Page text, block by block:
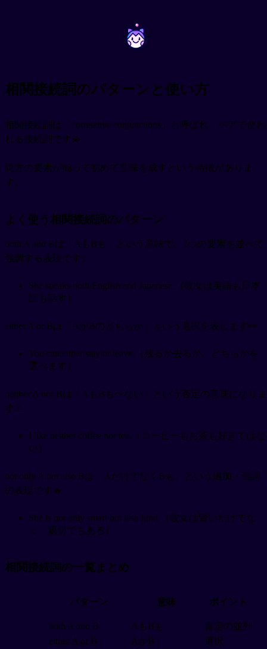
~ ~
相関接続詞のパターンと使い方
相関接続詞は「correlative conjunctions」と呼ばれ、ペアで使わ
れる接続詞です💫
両方の要素が揃って初めて意味を成すという特徴がありま
す。
よく使う相関接続詞のパターン
both A and Bは「AもBも」という意味で、2つの要素を並べて
強調する表現です✨
She speaks both English and Japanese.（彼女は英語も日本
語も話す）
either A or Bは「AかBのどちらか」という選択を表します👀
You can either stay or leave.（残るか去るか、どちらかを
選べます）
neither A nor Bは「AもBも〜ない」という否定の意味になりま
す⚠️
I like neither coffee nor tea.（コーヒーもお茶も好きではな
い）
not only A but also Bは「AだけでなくBも」という追加・強調
の表現です🔥
She is not only smart but also kind.（彼女は賢いだけでな
く、親切でもある）
相関接続詞の一覧まとめ
パターン 意味 ポイント
both A and B AもBも
肯定の並列
either A or B
AかB
選択